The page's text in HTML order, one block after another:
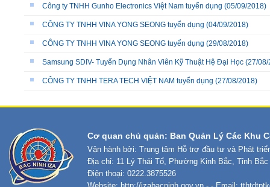
Công ty TNHH Gunho Electronics Việt Nam tuyển dụng (05/09/2018)
CÔNG TY TNHH VINA YONG SEONG tuyển dụng (04/09/2018)
CÔNG TY TNHH VINA YONG SEONG tuyển dụng (29/08/2018)
Samsung SDIV- Tuyển Dụng Nhân Viên Kỹ Thuật Hệ Đại Học (27/
CÔNG TY TNHH TERA TECH VIỆT NAM tuyển dụng (27/08/2018)
Cơ quan chủ quản: Ban Quản Lý Các Khu
Vận hành bởi: Trung tâm Hỗ trợ đầu tư và Phát
Địa chỉ: 11 Lý Thái Tổ, Phường Kinh Bắc, Tỉnh Bắc
Điện thoại: 0222.3875526